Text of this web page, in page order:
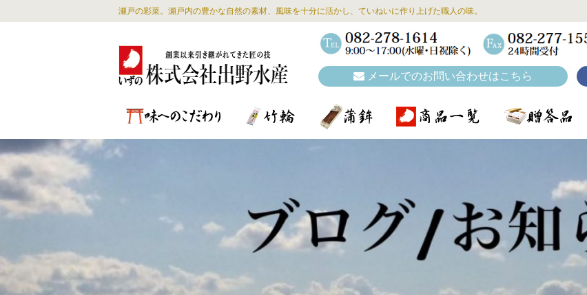
瀬戸の彩菜。瀬戸内の豊かな自然の素材、風味を十分に活かし、ていねいに作り上げた職人の味。
メールでのお問い合わせはこちら